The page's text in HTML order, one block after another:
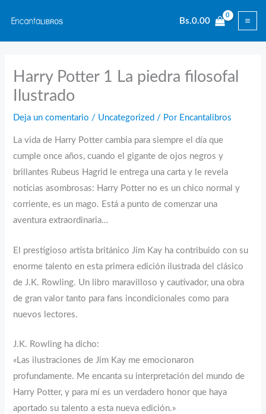
contenido
Bs.0.00
Harry Potter 1 La piedra filosofal
Ilustrado
Deja un comentario / Uncategorized / Por Encantalibros
La vida de Harry Potter cambia para siempre el día que
cumple once años, cuando el gigante de ojos negros y
brillantes Rubeus Hagrid le entrega una carta y le revela
noticias asombrosas: Harry Potter no es un chico normal y
corriente, es un mago. Está a punto de comenzar una
aventura extraordinaria…
El prestigioso artista británico Jim Kay ha contribuido con su
enorme talento en esta primera edición ilustrada del clásico
de J.K. Rowling. Un libro maravilloso y cautivador, una obra
de gran valor tanto para fans incondicionales como para
nuevos lectores.
J.K. Rowling ha dicho:
«Las ilustraciones de Jim Kay me emocionaron
profundamente. Me encanta su interpretación del mundo de
Harry Potter, y para mí es un verdadero honor que haya
aportado su talento a esta nueva edición.»